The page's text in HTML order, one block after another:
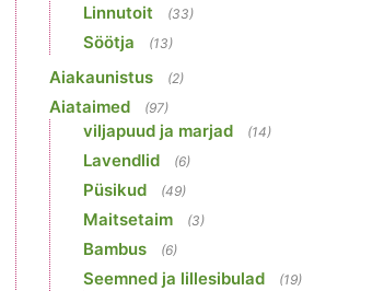
Linnutoit (33)
Söötja (13)
Aiakaunistus (2)
Aiataimed (97)
viljapuud ja marjad (14)
Lavendlid (6)
Püsikud (49)
Maitsetaim (3)
Bambus (6)
Seemned ja lillesibulad (19)